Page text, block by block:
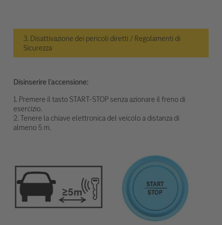
3. Disattivazione dei pericoli diretti / Regolamenti di
Sicurezza
Disinserire l'accensione:
1. Premere il tasto START-STOP senza azionare il freno di
esercizio.
2. Tenere la chiave elettronica del veicolo a distanza di
almeno 5 m.